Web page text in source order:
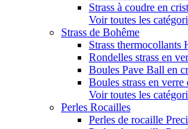
Strass à coudre en
Voir toutes les
Strass de Bohême
Strass thermocollants
Rondelles strass en
Boules Pave Ball en
Boules strass en verre
Voir toutes les
Perles Rocailles
Perles de rocaille